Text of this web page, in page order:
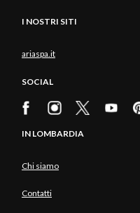
I NOSTRI SITI
ariaspa.it
SOCIAL
IN LOMBARDIA
Chi siamo
Contatti